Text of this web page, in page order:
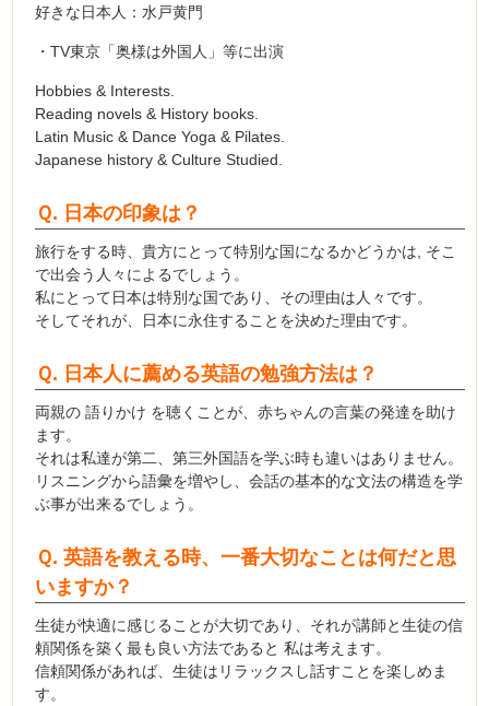
好きな日本人：水戸黄門
・TV東京「奥様は外国人」等に出演
Hobbies & Interests.
Reading novels & History books.
Latin Music & Dance Yoga & Pilates.
Japanese history & Culture Studied.
Ｑ. 日本の印象は？
旅行をする時、貴方にとって特別な国になるかどうかは, そこ
で出会う人々によるでしょう。
私にとって日本は特別な国であり、その理由は人々です。
そしてそれが、日本に永住することを決めた理由です。
Ｑ. 日本人に薦める英語の勉強方法は？
両親の 語りかけ を聴くことが、赤ちゃんの言葉の発達を助け
ます。
それは私達が第二、第三外国語を学ぶ時も違いはありません。
リスニングから語彙を増やし、会話の基本的な文法の構造を学
ぶ事が出来るでしょう。
Ｑ. 英語を教える時、一番大切なことは何だと思
いますか？
生徒が快適に感じることが大切であり、それが講師と生徒の信
頼関係を築く最も良い方法であると 私は考えます。
信頼関係があれば、生徒はリラックスし話すことを楽しめま
す。